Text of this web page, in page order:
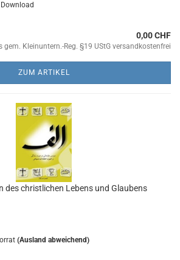
0,00 CHF
gem. Kleinuntern.-Reg. §19 UStG versandkostenfrei
ZUM ARTIKEL
des christlichen Lebens und Glaubens
(Ausland abweichend)